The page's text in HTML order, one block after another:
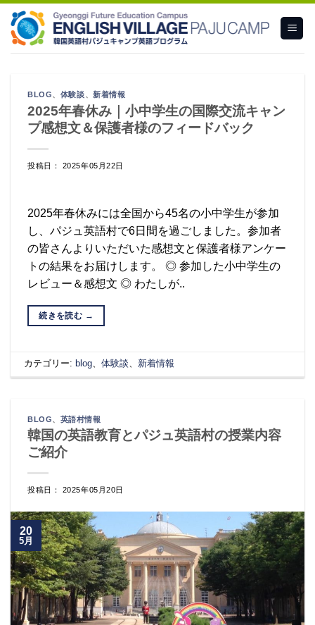
content
BLOG、 体験談、新着情報
2025年春休み｜小中学生の国際交流キャン
プ感想文＆保護者様のフィードバック
投稿日： 2025年05月22日
2025年春休みには全国から45名の小中学生が参加
し、パジュ英語村で6日間を過ごしました。参加者
の皆さんよりいただいた感想文と保護者様アンケー
トの結果をお届けします。 ◎ 参加した小中学生の
レビュー＆感想文 ◎ わたしが..
続きを読む →
カテゴリー: blog 、体験談 新着情報
BLOG、 英語村情報
韓国の英語教育とパジュ英語村の授業内容
ご紹介
投稿日： 2025年05月20日
20
5月